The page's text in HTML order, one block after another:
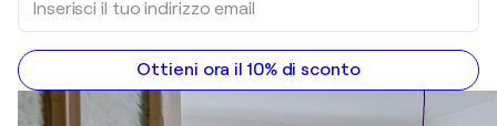
Ottieni ora il 10% di sconto